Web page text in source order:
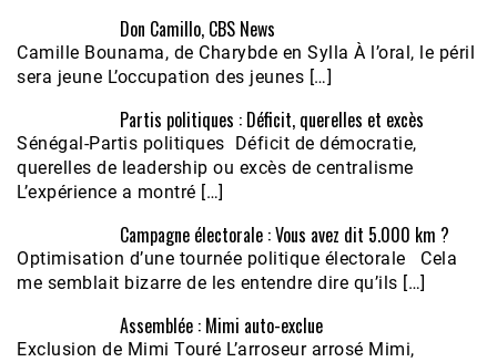
Don Camillo, CBS News
Camille Bounama, de Charybde en Sylla À l’oral, le péril
sera jeune L’occupation des jeunes […]
Partis politiques : Déficit, querelles et excès
Sénégal-Partis politiques Déficit de démocratie,
querelles de leadership ou excès de centralisme
L’expérience a montré […]
Campagne électorale : Vous avez dit 5.000 km ?
Optimisation d’une tournée politique électorale Cela
me semblait bizarre de les entendre dire qu’ils […]
Assemblée : Mimi auto-exclue
Exclusion de Mimi Touré L’arroseur arrosé Mimi,